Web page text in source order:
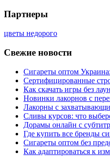
Партнеры
цветы недорого
Свежие новости
Сигареты оптом
Сертифицированные
Как скачать игры без
Новинки лакорнов с
Лакорны с
Сливы курсов: что
Дорамы онлайн с
Где купить все бренды
Сигареты оптом без
Как адаптироваться к